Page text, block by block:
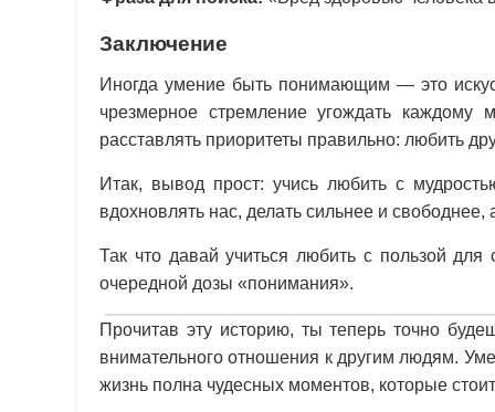
Заключение
Иногда умение быть понимающим — это
чрезмерное стремление угождать каждому
расставлять приоритеты правильно: любить
Итак, вывод прост: учись любить с
вдохновлять нас, делать сильнее и
Так что давай учиться любить с пользой
очередной дозы «понимания».
Прочитав эту историю, ты теперь точно
внимательного отношения к другим людям.
жизнь полна чудесных моментов, которые